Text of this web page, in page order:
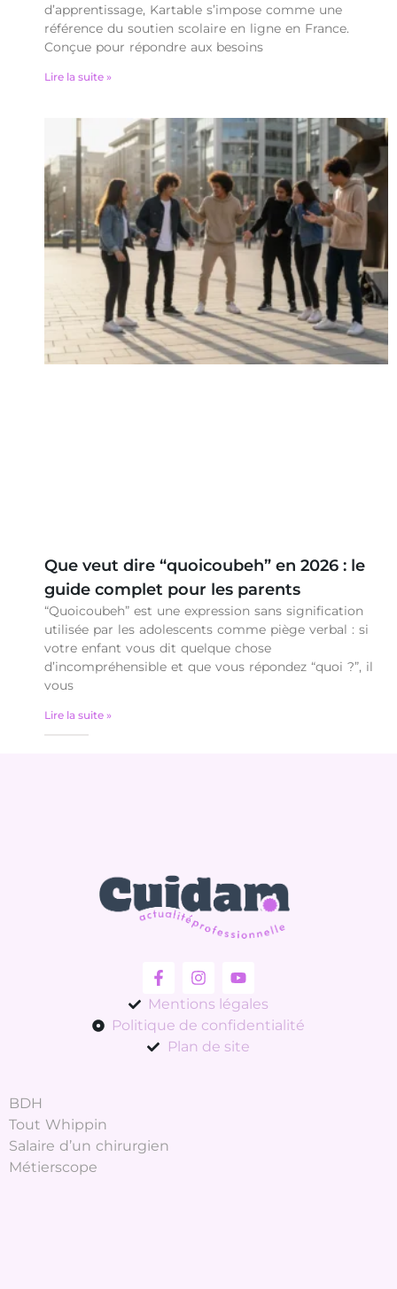
d’apprentissage, Kartable s’impose comme une
référence du soutien scolaire en ligne en France.
Conçue pour répondre aux besoins
Lire la suite »
Que veut dire “quoicoubeh” en 2026 : le
guide complet pour les parents
“Quoicoubeh” est une expression sans signification
utilisée par les adolescents comme piège verbal : si
votre enfant vous dit quelque chose
d’incompréhensible et que vous répondez “quoi ?”, il
vous
Lire la suite »
Mentions légales
Politique de confidentialité
Plan de site
BDH
Tout Whippin
Salaire d’un chirurgien
Métierscope